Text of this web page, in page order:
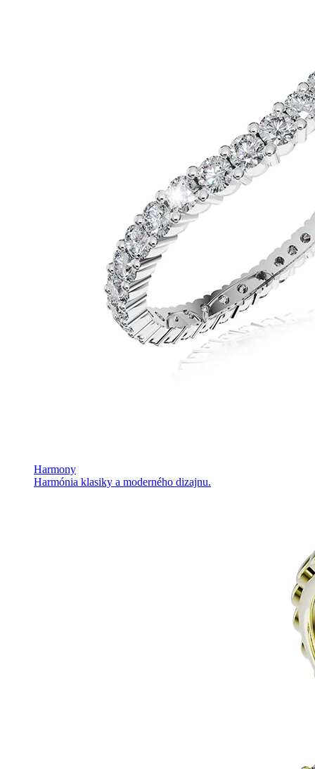
Harmony
Harmónia klasiky a moderného dizajnu.